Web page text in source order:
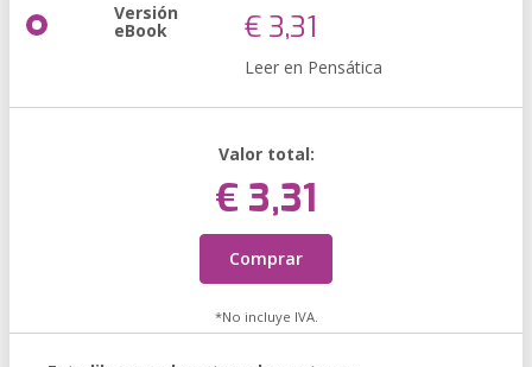
Versión
eBook € 3,31
Leer en Pensática
Valor total:
€ 3,31
Comprar
*No incluye IVA.